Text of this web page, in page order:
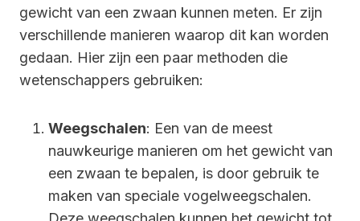
gewicht van een zwaan kunnen meten. Er zijn
verschillende manieren waarop dit kan worden
gedaan. Hier zijn een paar methoden die
wetenschappers gebruiken:
Weegschalen: Een van de meest
nauwkeurige manieren om het gewicht van
een zwaan te bepalen, is door gebruik te
maken van speciale vogelweegschalen.